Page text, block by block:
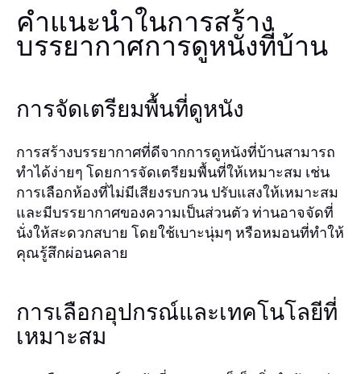
คำแนะนำในการสร้าง
บรรยากาศการดูหนังที่บ้าน
การจัดเตรียมพื้นที่ดูหนัง
การสร้างบรรยากาศที่ดีจากการดูหนังที่บ้านสามารถ
ทำได้ง่ายๆ โดยการจัดเตรียมพื้นที่ให้เหมาะสม เช่น
การเลือกห้องที่ไม่มีเสียงรบกวน ปรับแสงให้เหมาะสม
และมีบรรยากาศของความเป็นส่วนตัว ท่านอาจจัดที่
นั่งให้สะดวกสบาย โดยใช้เบาะนุ่มๆ หรือหมอนที่ทำให้
คุณรู้สึกผ่อนคลาย
การเลือกอุปกรณ์และเทคโนโลยีที่
เหมาะสม